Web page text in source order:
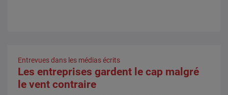
Entrevues dans les médias écrits
Les entreprises gardent le cap malgré
le vent contraire